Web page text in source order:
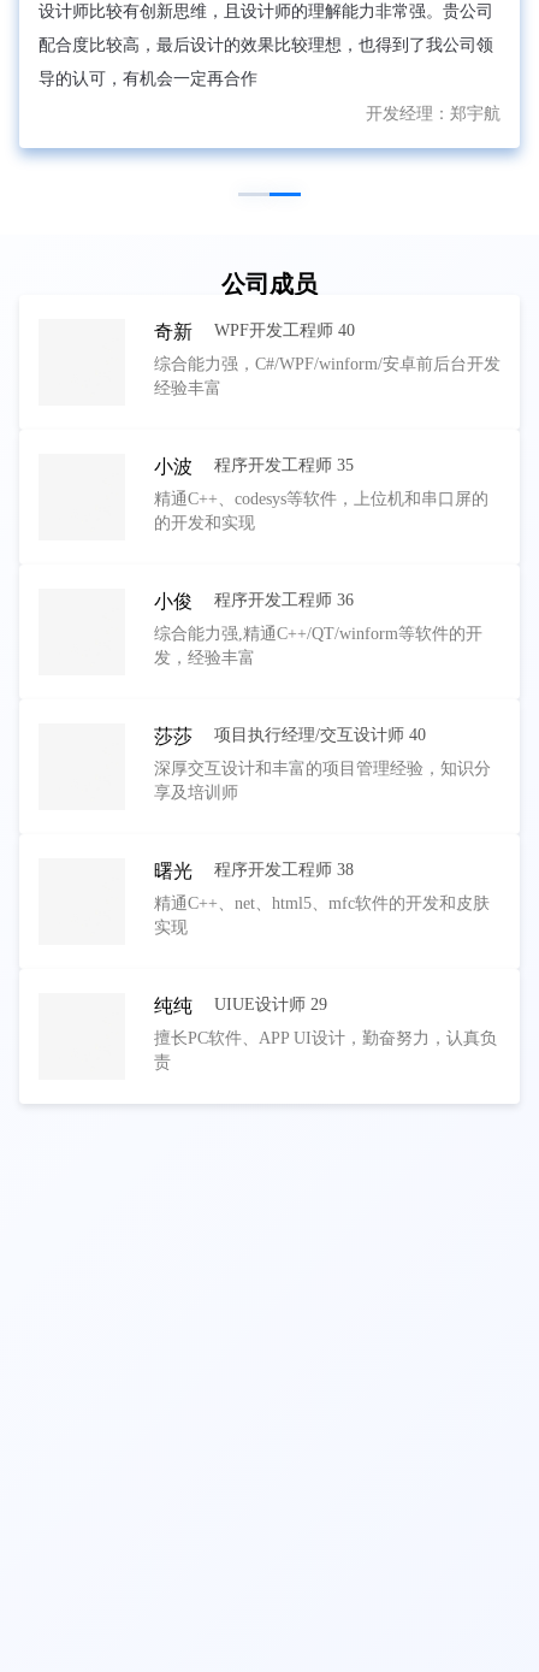
开发经理： 郑宇航
设计师比较有创新思维，且设计师的理解能力非常强。贵公司
配合度比较高，最后设计的效果比较理想，也得到了我公司领
导的认可，有机会一定再合作
公司成员
奇新
WPF开发工程师 40
综合能力强，C#/WPF/winform/安卓前后台开发
经验丰富
小波
程序开发工程师 35
精通C++、codesys等软件，上位机和串口屏的
的开发和实现
小俊
程序开发工程师 36
综合能力强,精通C++/QT/winform等软件的开
发，经验丰富
莎莎
项目执行经理/交互设计师 40
深厚交互设计和丰富的项目管理经验，知识分
享及培训师
曙光
程序开发工程师 38
精通C++、net、html5、mfc软件的开发和皮肤
实现
纯纯
UIUE设计师 29
擅长PC软件、APP UI设计，勤奋努力，认真负
责